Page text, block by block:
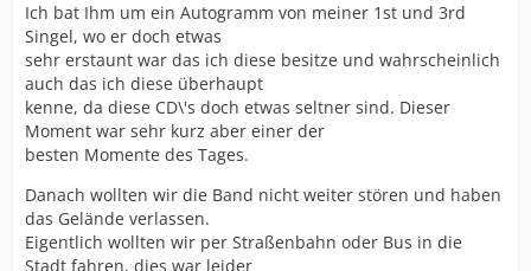
Ich bat Ihm um ein Autogramm von meiner 1st und 3rd
Singel, wo er doch etwas
sehr erstaunt war das ich diese besitze und wahrscheinlich
auch das ich diese überhaupt
kenne, da diese CD\'s doch etwas seltner sind. Dieser
Moment war sehr kurz aber einer der
besten Momente des Tages.
Danach wollten wir die Band nicht weiter stören und haben
das Gelände verlassen.
Eigentlich wollten wir per Straßenbahn oder Bus in die
Stadt fahren, dies war leider